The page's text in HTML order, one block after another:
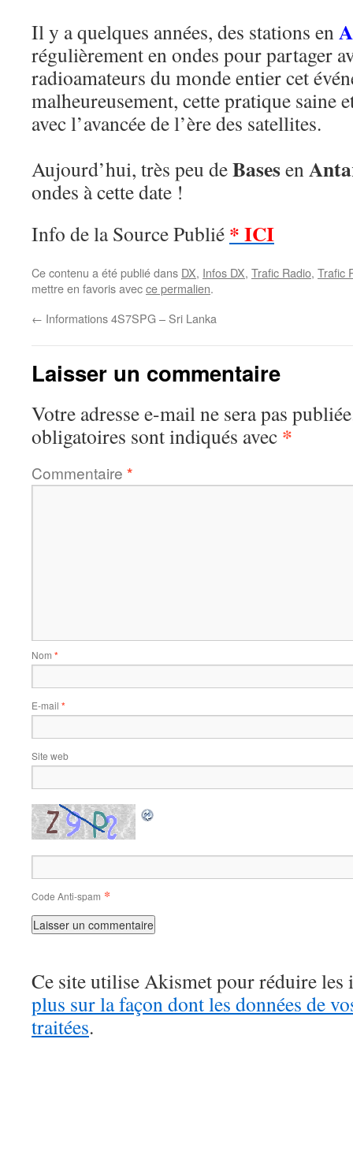
Il y a quelques années, des stations en
régulièrement en ondes pour partager
radioamateurs du monde entier cet
malheureusement, cette pratique saine
avec l’avancée de l’ère des satellites.
Aujourd’hui, très peu deBasesen
ondes à cette date !
Info de la Source Publié * ICI
Ce contenu a été publié dans DX, Infos DX, Trafic Radio, Trafic
mettre en favoris avecce permalien.
← Informations 4S7SPG – Sri Lanka
Laisser un commentaire
Votre adresse e-mail ne sera pas
obligatoires sont indiqués avec *
Commentaire *
Nom *
E-mail *
Site web
Code Anti-spam *
Ce site utilise Akismet pour réduire les
plus sur la façon dont les données de
traitées.